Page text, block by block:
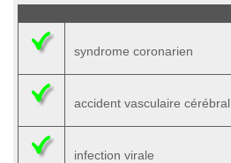
syndrome coronarien
accident vasculaire cérébral
infection virale